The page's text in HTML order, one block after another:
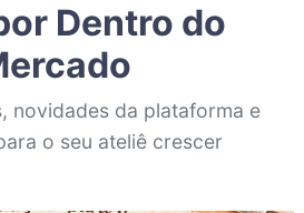
Dentro do
novidades da plataforma e
o seu ateliê crescer